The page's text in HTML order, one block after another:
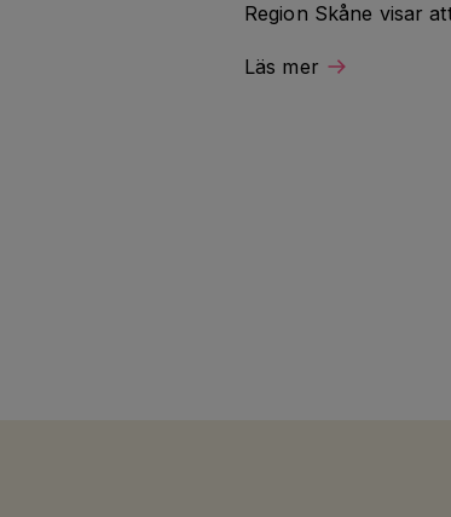
Region Skåne visar
pramipexol kan lindra
Läs mer